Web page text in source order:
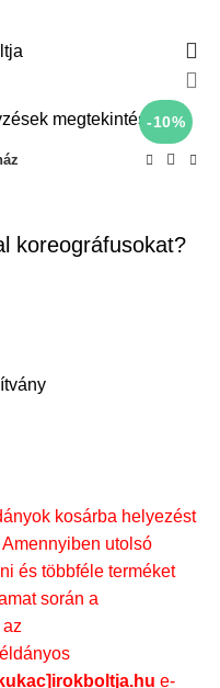
-10%
koreográfusokat?
kosárba helyezést
utolsó
és többféle terméket
során a
e-
megtekintéséhez.